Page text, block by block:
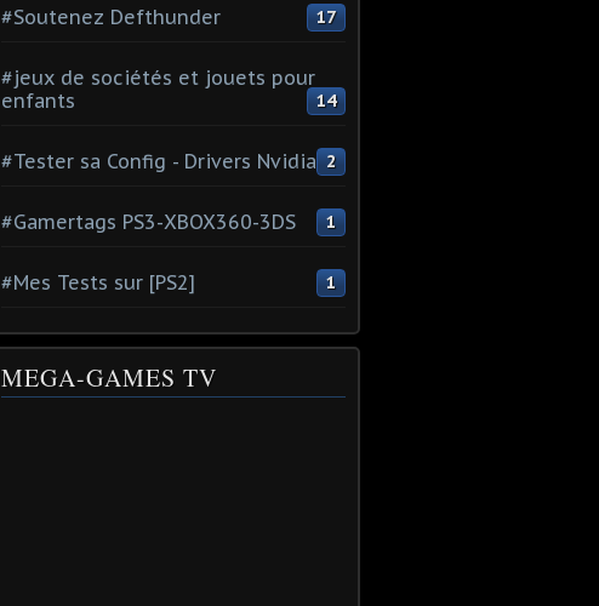
#Soutenez Defthunder 17
#jeux de sociétés et jouets pour
enfants
14
#Tester sa Config - Drivers Nvidia 2
#Gamertags PS3-XBOX360-3DS 1
#Mes Tests sur [PS2] 1
MEGA-GAMES TV